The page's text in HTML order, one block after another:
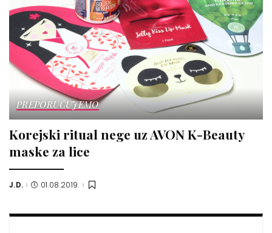
PREPORUČUJEMO
Korejski ritual nege uz AVON K-Beauty
maske za lice
Posted
J.D. 01.08.2019.